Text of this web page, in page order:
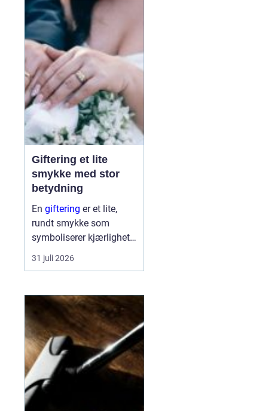
og spare både tid og
penger. Samtidig kan feil
valg gi ekstra
kostnader,...
Giftering et lite
smykke med stor
betydning
En giftering er et lite,
rundt smykke som
symboliserer kjærlighet,
troskap og felles
framtid. Ringen bæres
og blir en synlig
påminnelse om løftet to
mennesker ...
31 juli 2026